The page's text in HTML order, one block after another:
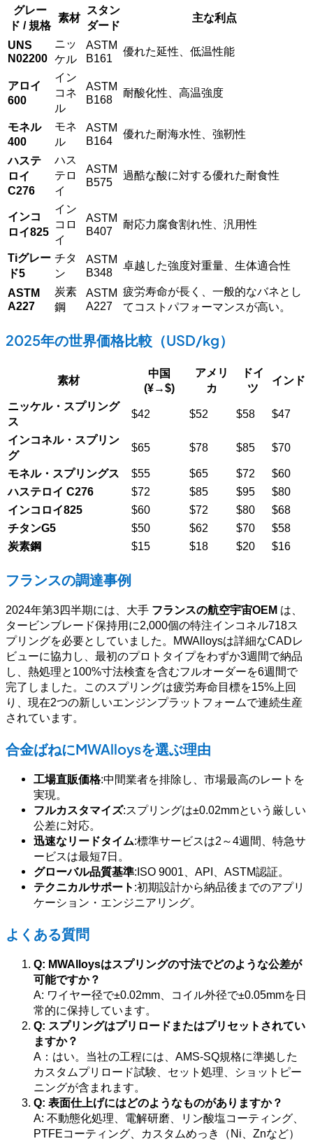
グレー
ド / 規格
素材
スタン
ダード
主な利点
UNS
N02200
ニッ
ケル
ASTM
B161
優れた延性、低温性能
アロイ
600
イン
コネ
ル
ASTM
B168
耐酸化性、高温強度
モネル
400
モネ
ル
ASTM
B164
優れた耐海水性、強靭性
ハステ
ロイ
C276
ハス
テロ
イ
ASTM
B575
過酷な酸に対する優れた耐食性
インコ
ロイ825
イン
コロ
イ
ASTM
B407
耐応力腐食割れ性、汎用性
Tiグレー
ド5
チタ
ン
ASTM
B348
卓越した強度対重量、生体適合性
ASTM
A227
炭素
鋼
ASTM
A227
疲労寿命が長く、一般的なバネとし
てコストパフォーマンスが高い。
2025年の世界価格比較（USD/kg）
素材
中国
(¥→$)
アメリ
カ
ドイ
ツ
インド
ニッケル・スプリング
ス
$42 $52 $58 $47
インコネル・スプリン
グ
$65 $78 $85 $70
モネル・スプリングス $55 $65 $72
$60
ハステロイ C276
$72 $85 $95
$80
インコロイ825
$60 $72 $80
$68
チタンG5
$50 $62 $70
$58
炭素鋼
$15 $18 $20 $16
フランスの調達事例
2024年第3四半期には、大手 フランスの航空宇宙OEM は、
タービンブレード保持用に2,000個の特注インコネル718ス
プリングを必要としていました。MWAlloysは詳細なCADレ
ビューに協力し、最初のプロトタイプをわずか3週間で納品
し、熱処理と100%寸法検査を含むフルオーダーを6週間で
完了しました。このスプリングは疲労寿命目標を15%上回
り、現在2つの新しいエンジンプラットフォームで連続生産
されています。
合金ばねにMWAlloysを選ぶ理由
工場直販価格:中間業者を排除し、市場最高のレートを
実現。
フルカスタマイズ:スプリングは±0.02mmという厳しい
公差に対応。
迅速なリードタイム:標準サービスは2～4週間、特急サ
ービスは最短7日。
グローバル品質基準:ISO 9001、API、ASTM認証。
テクニカルサポート :初期設計から納品後までのアプリ
ケーション・エンジニアリング。
よくある質問
Q: MWAlloysはスプリングの寸法でどのような公差が
可能ですか？
A: ワイヤー径で±0.02mm、コイル外径で±0.05mmを日
常的に保持しています。
Q: スプリングはプリロードまたはプリセットされてい
ますか？
A：はい。当社の工程には、AMS-SQ規格に準拠した
カスタムプリロード試験、セット処理、ショットピー
ニングが含まれます。
Q: 表面仕上げにはどのようなものがありますか？
A: 不動態化処理、電解研磨、リン酸塩コーティング、
PTFEコーティング、カスタムめっき（Ni、Znなど）